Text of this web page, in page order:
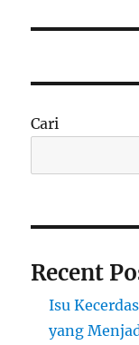
Cari
Recent
Isu
yang